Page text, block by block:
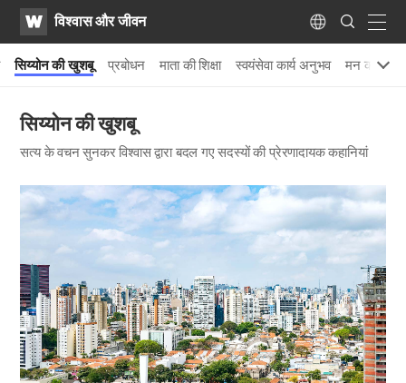
WATVविश्वास और जीवन Language
Search
Submit
सिय्योन की खुशबू प्रबोधन माता की शिक्षा स्वयंसेवा कार्य अनुभव मन की भूमि
सिय्योन की खुशबू
सत्य के वचन सुनकर विश्वास द्वारा बदल गए सदस्यों की प्रेरणादायक कहानियां